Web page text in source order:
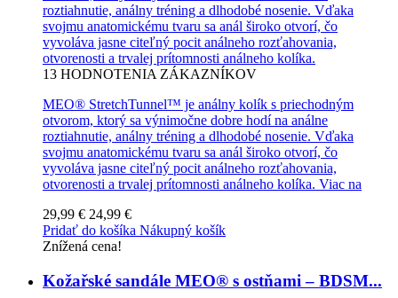
roztiahnutie, análny tréning a dlhodobé nosenie. Vďaka
svojmu anatomickému tvaru sa anál široko otvorí, čo
vyvoláva jasne citeľný pocit análneho rozťahovania,
otvorenosti a trvalej prítomnosti análneho kolíka.
13 HODNOTENIA ZÁKAZNÍKOV
MEO® StretchTunnel™ je análny kolík s priechodným
otvorom, ktorý sa výnimočne dobre hodí na análne
roztiahnutie, análny tréning a dlhodobé nosenie. Vďaka
svojmu anatomickému tvaru sa anál široko otvorí, čo
vyvoláva jasne citeľný pocit análneho rozťahovania,
otvorenosti a trvalej prítomnosti análneho kolíka. Viac na
29,99 € 24,99 €
Pridať do košíka Nákupný košík
Znížená cena!
Kožařské sandále MEO® s ostňami – BDSM...